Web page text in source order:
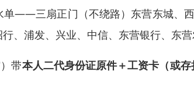
单——三扇正门（不绕路）东营东城、
、浦发、兴业、中信、东营银行、东营
带本人二代身份证原件＋工资卡（或存